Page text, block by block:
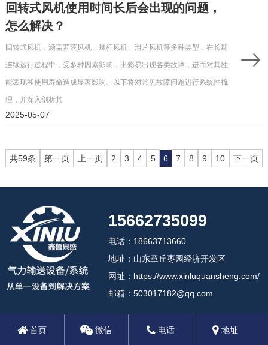
回转式风机使用时间长后会出现的问题，
怎么解决？
回转式风机，涵盖罗茨风机、螺杆风机、滑片风机等多种类型，在长期
连续运行过程中，受多种因素影响，出彩易出现各类故障，进而对其性
能表现和使用寿命造成显著影响。以下将对常见故障问题进行系统性梳
理，并深入剖析其
2025-05-07
共59条 第一页 上一页 2 3 4 5 6 7 8 9 10 下一页
15662735099
电话：18663713660
地址：山东章丘枣园经济开发区
网址：https://www.xinluquansheng.com/
邮箱：503017182@qq.com
2024 济南鑫鲁泉盛机械设备有限公司 备案号:鲁ICP备18012408号-3 鲁公网安备37018102000806号
首页 微信 电话 地址